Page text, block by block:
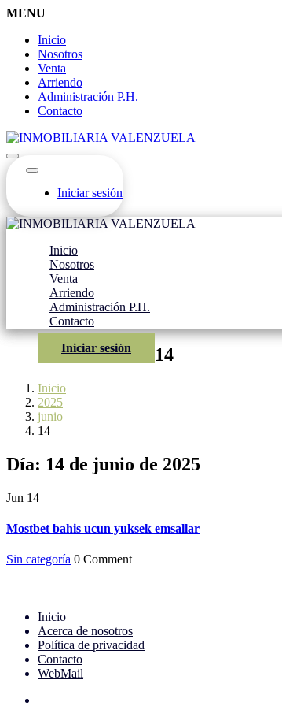
MENU
Inicio
Nosotros
Venta
Arriendo
Administración P.H.
Contacto
Iniciar sesión
Inicio
Nosotros
Venta
Arriendo
Administración P.H.
Contacto
Iniciar sesión
14
Inicio
2025
junio
14
Día: 14 de junio de 2025
Jun 14
Mostbet bahis ucun yuksek emsallar
Sin categoría 0 Comment
Inicio
Acerca de nosotros
Política de privacidad
Contacto
WebMail